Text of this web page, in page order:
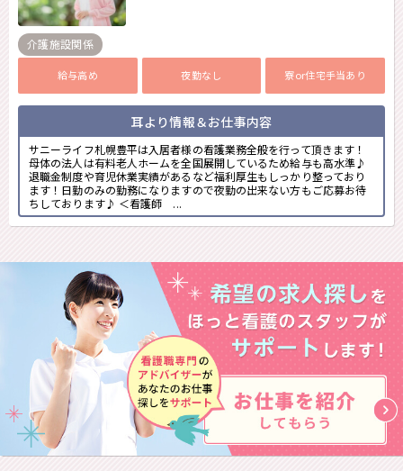
介護施設関係
給与高め 夜勤なし 寮or住宅手当あり
耳より情報＆お仕事内容
サニーライフ札幌豊平は入居者様の看護業務全般を行って頂きます！
母体の法人は有料老人ホームを全国展開しているため給与も高水準♪
退職金制度や育児休業実績があるなど福利厚生もしっかり整っており
ます！日勤のみの勤務になりますので夜勤の出来ない方もご応募お待
ちしております♪ ＜看護師 ...